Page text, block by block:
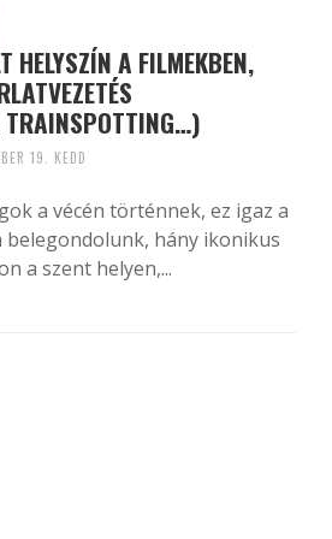
HELYSZÍN A FILMEKBEN,
TRAINSPOTTING…)
19. KEDD
a vécén történnek, ez igaz a
belegondolunk, hány ikonikus
a szent helyen,...